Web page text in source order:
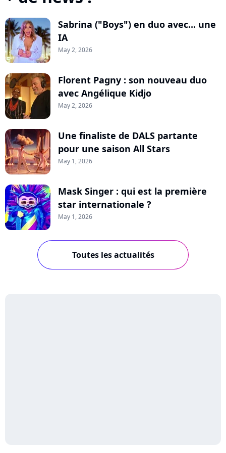
Sabrina ("Boys") en duo avec... une
IA
May 2, 2026
Florent Pagny : son nouveau duo
avec Angélique Kidjo
May 2, 2026
Une finaliste de DALS partante
pour une saison All Stars
May 1, 2026
Mask Singer : qui est la première
star internationale ?
May 1, 2026
Toutes les actualités